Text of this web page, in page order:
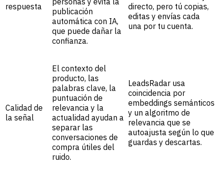
respuesta
publicación
automática con IA,
que puede dañar la
confianza.
directo, pero tú copias,
editas y envías cada
una por tu cuenta.
Calidad de
la señal
El contexto del
producto, las
palabras clave, la
puntuación de
relevancia y la
actualidad ayudan a
separar las
conversaciones de
compra útiles del
ruido.
LeadsRadar usa
coincidencia por
embeddings semánticos
y un algoritmo de
relevancia que se
autoajusta según lo que
guardas y descartas.